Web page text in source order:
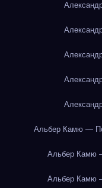
Альбер Камю —
Альбер Камю
Альбер Камю